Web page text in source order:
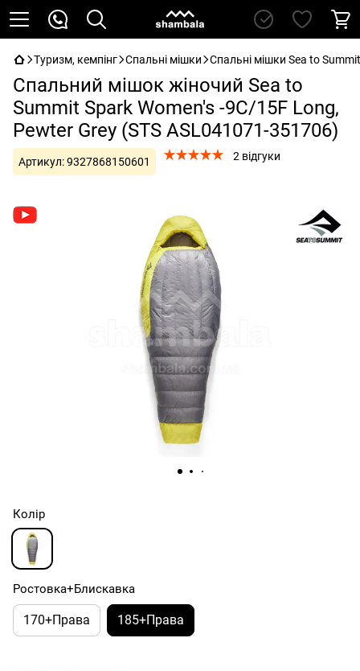
Туризм, кемпінг Спальні мішки Спальні мішки Sea to Summit
Спальний мішок жіночий Sea to
Summit Spark Women's -9C/15F Long,
Pewter Grey (STS ASL041071-351706)
Артикул:9327868150601 2 відгуки
Колір
Ростовка+Блискавка
170+Права 185+Права